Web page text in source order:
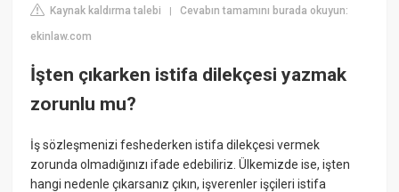
Kaynak kaldırma talebi |Cevabın tamamını burada okuyun:
ekinlaw.com
İşten çıkarken istifa dilekçesi yazmak
zorunlu mu?
İş sözleşmenizi feshederken istifa dilekçesi vermek
zorunda olmadığınızı ifade edebiliriz. Ülkemizde ise, işten
hangi nedenle çıkarsanız çıkın, işverenler işçileri istifa